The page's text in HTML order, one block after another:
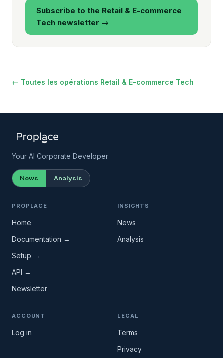
Subscribe to the Retail & E-commerce
Tech newsletter →
← Toutes les opérations Retail & E-commerce Tech
Your AI Corporate Developer
News Analysis
PROPLACE
Home
Documentation →
Setup →
API →
Newsletter
INSIGHTS
News
Analysis
ACCOUNT
Log in
LEGAL
Terms
Privacy